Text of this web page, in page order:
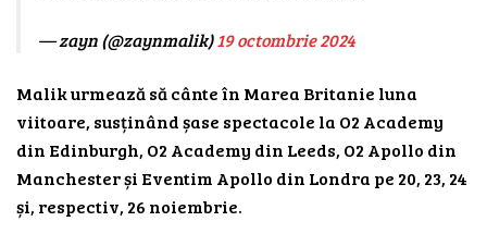
— zayn (@zaynmalik)19 octombrie 2024
Malik urmează să cânte în Marea Britanie luna
viitoare, susținând șase spectacole la O2 Academy
din Edinburgh, O2 Academy din Leeds, O2 Apollo din
Manchester și Eventim Apollo din Londra pe 20, 23, 24
și, respectiv, 26 noiembrie.